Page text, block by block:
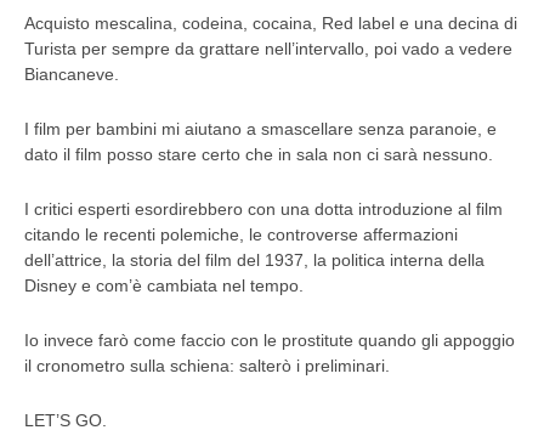
Acquisto mescalina, codeina, cocaina, Red label e una decina di
Turista per sempre da grattare nell’intervallo, poi vado a vedere
Biancaneve.
I film per bambini mi aiutano a smascellare senza paranoie, e
dato il film posso stare certo che in sala non ci sarà nessuno.
I critici esperti esordirebbero con una dotta introduzione al film
citando le recenti polemiche, le controverse affermazioni
dell’attrice, la storia del film del 1937, la politica interna della
Disney e com’è cambiata nel tempo.
Io invece farò come faccio con le prostitute quando gli appoggio
il cronometro sulla schiena: salterò i preliminari.
LET’S GO.